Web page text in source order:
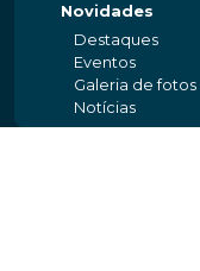
Novidades
Destaques
Eventos
Galeria de fotos
Notícias